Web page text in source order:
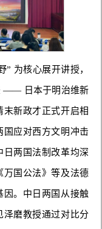
” 为核心展开讲授，
—— 日本于明治维新
新政才正式开启相
国应对西方文明冲击
日两国法制改革均深
万国公法》等及法德
。中日两国从接触
泽磨教授通过对比分